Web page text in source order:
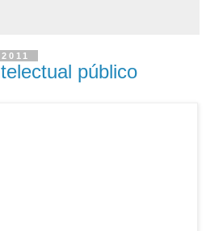
público